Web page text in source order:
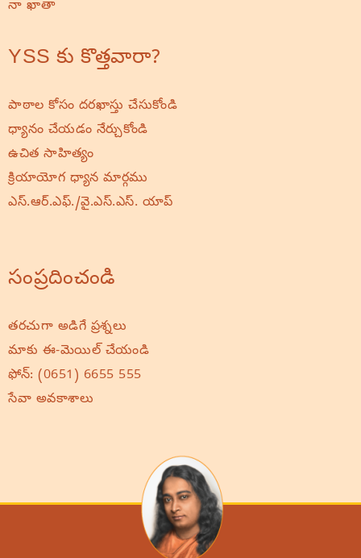
నా ఖాతా
YSS కు కొత్తవారా?
పాఠాల కోసం దరఖాస్తు చేసుకోండి
ధ్యానం చేయడం నేర్చుకోండి
ఉచిత సాహిత్యం
క్రియాయోగ ధ్యాన మార్గము
ఎస్.ఆర్.ఎఫ్./వై.ఎస్.ఎస్. యాప్
సంప్రదించండి
తరచుగా అడిగే ప్రశ్నలు
మాకు ఈ-మెయిల్ చేయండి
ఫోన్: (0651) 6655 555
సేవా అవకాశాలు